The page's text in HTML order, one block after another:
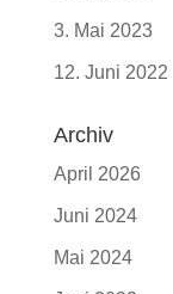
3. Mai 2023
12. Juni 2022
Archiv
April 2026
Juni 2024
Mai 2024